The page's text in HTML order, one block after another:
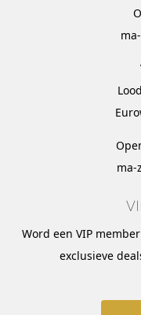
ma-
Word een VIP
exclusieve